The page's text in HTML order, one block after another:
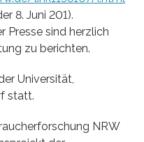
8. Juni 201).
Presse sind herzlich
zu berichten.
Universität,
statt.
NRW